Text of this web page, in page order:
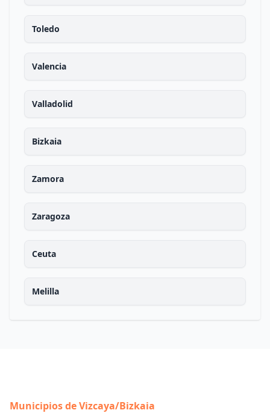
Toledo
Valencia
Valladolid
Bizkaia
Zamora
Zaragoza
Ceuta
Melilla
Municipios de Vizcaya/Bizkaia